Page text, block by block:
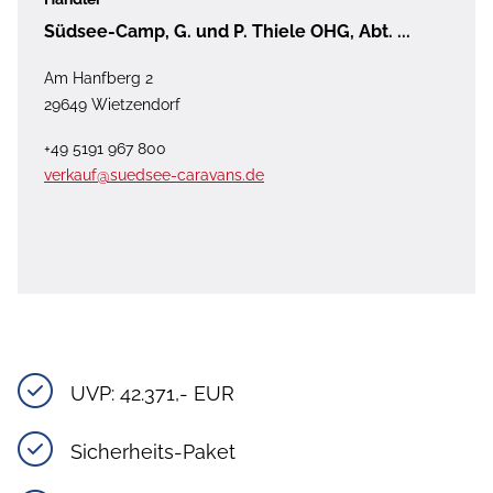
Südsee-Camp, G. und P. Thiele OHG, Abt. ...
Am Hanfberg 2
29649 Wietzendorf
+49 5191 967 800
verkauf@suedsee-caravans.de
UVP: 42.371,- EUR
Sicherheits-Paket